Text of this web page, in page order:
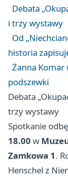
Debata
i trzy wystawy
Od
historia
Żanna
podszewki
Debata
trzy wystawy
Spotkanie
18.00 w
Zamkowa 1.
Henschel z